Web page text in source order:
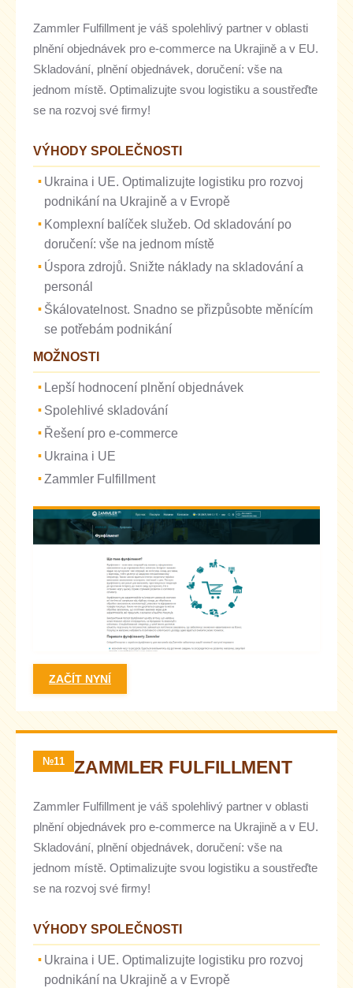
Zammler Fulfillment je váš spolehlivý partner v oblasti
plnění objednávek pro e-commerce na Ukrajině a v EU.
Skladování, plnění objednávek, doručení: vše na
jednom místě. Optimalizujte svou logistiku a soustřeďte
se na rozvoj své firmy!
VÝHODY SPOLEČNOSTI
Ukraina i UE. Optimalizujte logistiku pro rozvoj
podnikání na Ukrajině a v Evropě
Komplexní balíček služeb. Od skladování po
doručení: vše na jednom místě
Úspora zdrojů. Snižte náklady na skladování a
personál
Škálovatelnost. Snadno se přizpůsobte měnícím
se potřebám podnikání
MOŽNOSTI
Lepší hodnocení plnění objednávek
Spolehlivé skladování
Řešení pro e-commerce
Ukraina i UE
Zammler Fulfillment
ZAČÍT NYNÍ
№11 ZAMMLER FULFILLMENT
Zammler Fulfillment je váš spolehlivý partner v oblasti
plnění objednávek pro e-commerce na Ukrajině a v EU.
Skladování, plnění objednávek, doručení: vše na
jednom místě. Optimalizujte svou logistiku a soustřeďte
se na rozvoj své firmy!
VÝHODY SPOLEČNOSTI
Ukraina i UE. Optimalizujte logistiku pro rozvoj
podnikání na Ukrajině a v Evropě